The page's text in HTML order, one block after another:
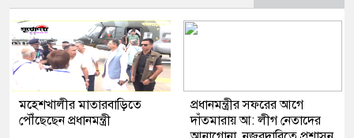
মহেশখালীর মাতারবাড়িতে
পৌঁছেছেন প্রধানমন্ত্রী
প্রধানমন্ত্রীর সফরের আগে
দাঁতমারায় আ: লীগ নেতাদের